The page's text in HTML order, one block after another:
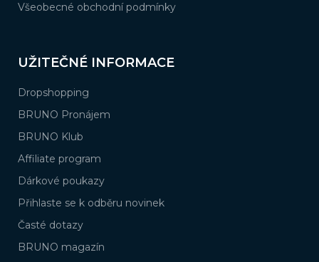
Všeobecné obchodní podmínky
UŽITEČNÉ INFORMACE
Dropshopping
BRUNO Pronájem
BRUNO Klub
Affiliate program
Dárkové poukazy
Přihlaste se k odběru novinek
Časté dotazy
BRUNO magazín